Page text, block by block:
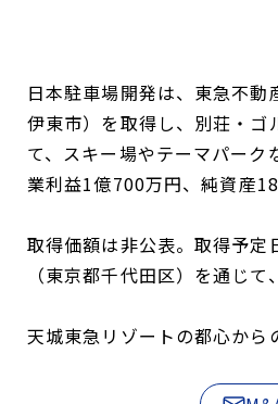
日本駐車場開発は、東急不
伊東市）を取得し、別荘・
て、スキー場やテーマパー
業利益1億700万円、純資産
取得価額は非公表。取得予
（東京都千代田区）を通じ
天城東急リゾートの都心か